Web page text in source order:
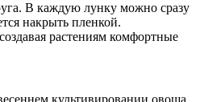
В каждую лунку можно сразу
накрыть пленкой.
растениям комфортные
культивировании овоща.